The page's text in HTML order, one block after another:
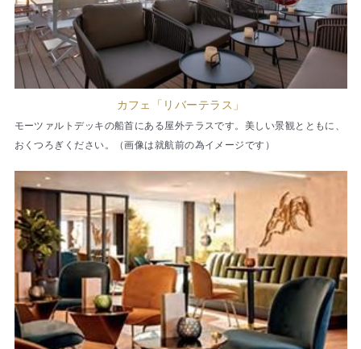
カフェ「リバーテラス」
モーツァルトデッキの船首にある屋外テラスです。美しい景観とともに、
おくつろぎください。（画像は就航前の為イメージです）